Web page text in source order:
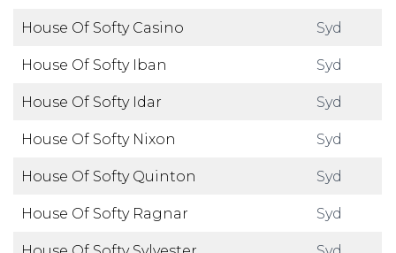
House Of Softy Casino Syd
House Of Softy Iban Syd
House Of Softy Idar Syd
House Of Softy Nixon Syd
House Of Softy Quinton Syd
House Of Softy Ragnar Syd